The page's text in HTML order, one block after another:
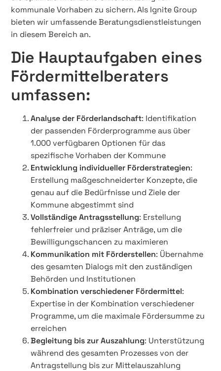
kommunale Vorhaben zu sichern. Als Ignite Group
bieten wir umfassende Beratungsdienstleistungen
in diesem Bereich an.
Die Hauptaufgaben eines
Fördermittelberaters
umfassen:
Analyse der Förderlandschaft: Identifikation
der passenden Förderprogramme aus über
1.000 verfügbaren Optionen für das
spezifische Vorhaben der Kommune
Entwicklung individueller Förderstrategien:
Erstellung maßgeschneiderter Konzepte, die
genau auf die Bedürfnisse und Ziele der
Kommune abgestimmt sind
Vollständige Antragsstellung: Erstellung
fehlerfreier und präziser Anträge, um die
Bewilligungschancen zu maximieren
Kommunikation mit Förderstellen: Übernahme
des gesamten Dialogs mit den zuständigen
Behörden und Institutionen
Kombination verschiedener Fördermittel:
Expertise in der Kombination verschiedener
Programme, um die maximale Fördersumme zu
erreichen
Begleitung bis zur Auszahlung: Unterstützung
während des gesamten Prozesses von der
Antragstellung bis zur Mittelauszahlung